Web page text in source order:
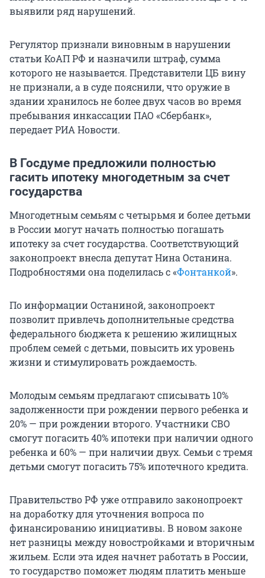
выявили ряд нарушений.
Регулятор признали виновным в нарушении
статьи КоАП РФ и назначили штраф, сумма
которого не называется. Представители ЦБ вину
не признали, а в суде пояснили, что оружие в
здании хранилось не более двух часов во время
пребывания инкассации ПАО «Сбербанк»,
передает РИА Новости.
В Госдуме предложили полностью
гасить ипотеку многодетным за счет
государства
Многодетным семьям с четырьмя и более детьми
в России могут начать полностью погашать
ипотеку за счет государства. Соответствующий
законопроект внесла депутат Нина Останина.
Подробностями она поделилась с «Фонтанкой».
По информации Останиной, законопроект
позволит привлечь дополнительные средства
федерального бюджета к решению жилищных
проблем семей с детьми, повысить их уровень
жизни и стимулировать рождаемость.
Молодым семьям предлагают списывать 10%
задолженности при рождении первого ребенка и
20% — при рождении второго. Участники СВО
смогут погасить 40% ипотеки при наличии одного
ребенка и 60% — при наличии двух. Семьи с тремя
детьми смогут погасить 75% ипотечного кредита.
Правительство РФ уже отправило законопроект
на доработку для уточнения вопроса по
финансированию инициативы. В новом законе
нет разницы между новостройками и вторичным
жильем. Если эта идея начнет работать в России,
то государство поможет людям платить меньше